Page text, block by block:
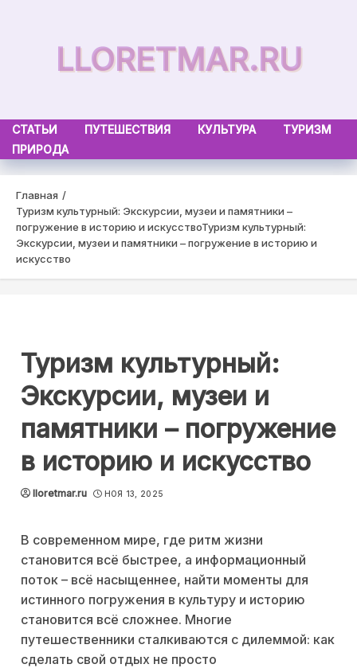
LLORETMAR.RU
СТАТЬИ ПУТЕШЕСТВИЯ КУЛЬТУРА
ТУРИЗМ
ПРИРОДА
Главная
Туризм культурный: Экскурсии, музеи и памятники –
погружение в историю и искусствоТуризм культурный:
Экскурсии, музеи и памятники – погружение в историю и
искусство
Туризм культурный:
Экскурсии, музеи и
памятники – погружение
в историю и искусство
lloretmar.ru НОЯ 13, 2025
В современном мире, где ритм жизни
становится всё быстрее, а информационный
поток – всё насыщеннее, найти моменты для
истинного погружения в культуру и историю
становится всё сложнее. Многие
путешественники сталкиваются с дилеммой: как
сделать свой отдых не просто